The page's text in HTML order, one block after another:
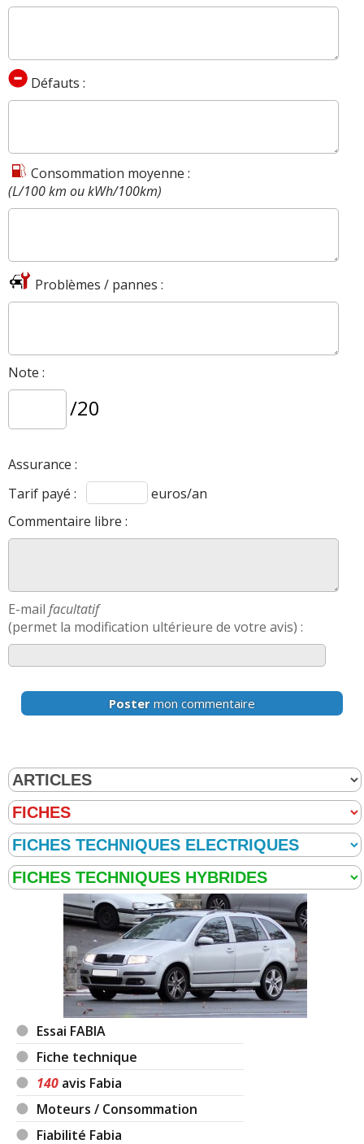
Défauts :
Consommation moyenne :
(L/100 km ou kWh/100km)
Problèmes / pannes :
Note :
/20
Assurance :
Tarif payé :
euros/an
Commentaire libre :
E-mail facultatif
(permet la modification ultérieure de votre avis) :
Poster mon commentaire
Essai FABIA
Fiche technique
140 avis Fabia
Moteurs / Consommation
Fiabilité Fabia